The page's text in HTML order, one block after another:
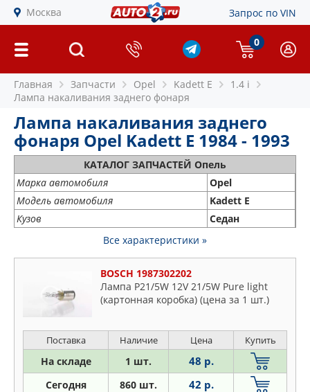
Москва Запрос по VIN
0
Главная Запчасти Opel Kadett E
1.4 i
Лампа накаливания заднего фонаря
Лампа накаливания заднего
фонаря Opel Kadett E 1984 - 1993
КАТАЛОГ ЗАПЧАСТЕЙ Опель
Марка автомобиля
Opel
Модель автомобиля
Kadett E
Кузов
Седан
Все характеристики »
BOSCH 1987302202
Лампа P21/5W 12V 21/5W Pure light
(картонная коробка) (цена за 1 шт.)
Поставка Наличие Цена Купить
На складе 1 шт. 48 р.
Сегодня 860 шт. 42 р.